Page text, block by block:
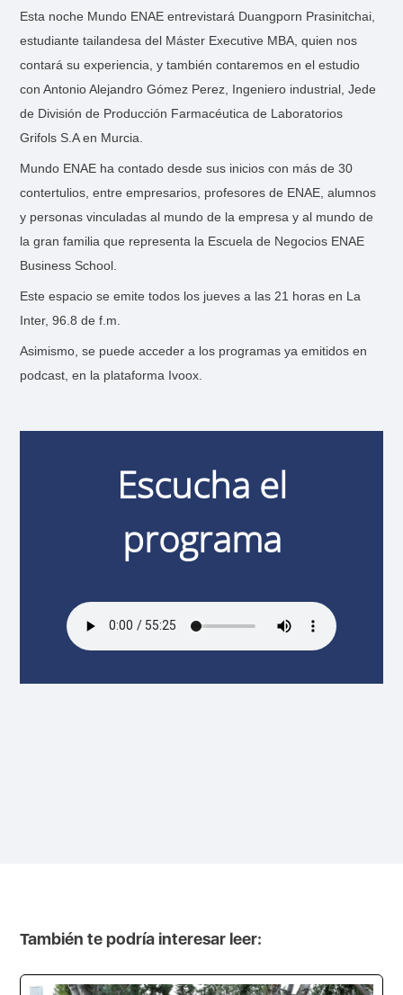
Esta noche Mundo ENAE entrevistará Duangporn Prasinitchai,
estudiante tailandesa del Máster Executive MBA, quien nos
contará su experiencia, y también contaremos en el estudio
con Antonio Alejandro Gómez Perez, Ingeniero industrial, Jede
de División de Producción Farmacéutica de Laboratorios
Grifols S.A en Murcia.
Mundo ENAE ha contado desde sus inicios con más de 30
contertulios, entre empresarios, profesores de ENAE, alumnos
y personas vinculadas al mundo de la empresa y al mundo de
la gran familia que representa la Escuela de Negocios ENAE
Business School.
Este espacio se emite todos los jueves a las 21 horas en La
Inter, 96.8 de f.m.
Asimismo, se puede acceder a los programas ya emitidos en
podcast, en la plataforma Ivoox.
Escucha el
programa
También te podría interesar leer: